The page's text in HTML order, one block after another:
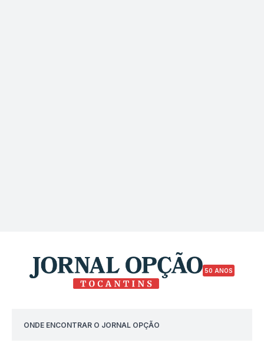
50 ANOS
ONDE ENCONTRAR O JORNAL OPÇÃO